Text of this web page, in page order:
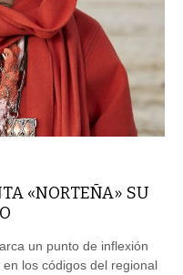
«NORTEÑA» SU
un punto de inflexión
los códigos del regional